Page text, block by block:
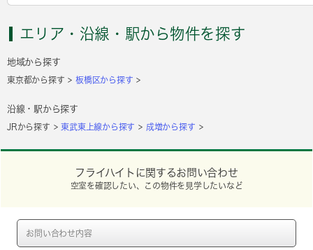
エリア・沿線・駅から物件を探す
地域から探す
東京都から探す 板橋区から探す
沿線・駅から探す
JRから探す 東武東上線から探す 成増から探す
フライハイトに関するお問い合わせ
空室を確認したい、この物件を見学したいなど